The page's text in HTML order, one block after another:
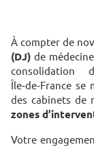
À compter de
(DJ) de
consolidation
Île‑de‑France
des cabinets de
zones
Votre